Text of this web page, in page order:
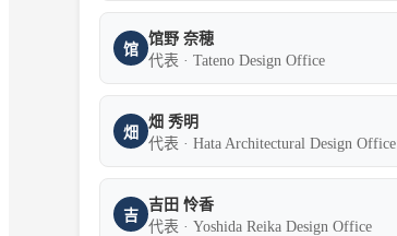
馆
馆野 奈穂
代表 · Tateno Design Office
畑
畑 秀明
代表 · Hata Architectural Design Office
吉
吉田 怜香
代表 · Yoshida Reika Design Office